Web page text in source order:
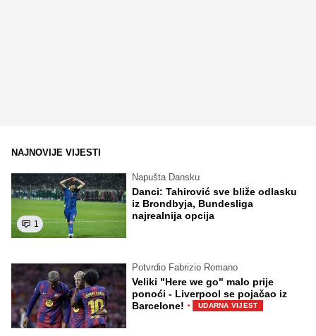
NAJNOVIJE VIJESTI
1
Napušta Dansku
Danci: Tahirović sve bliže odlasku
iz Brondbyja, Bundesliga
najrealnija opcija
Potvrdio Fabrizio Romano
Veliki "Here we go" malo prije
ponoći - Liverpool se pojačao iz
Barcelone! · UDARNA VIJEST